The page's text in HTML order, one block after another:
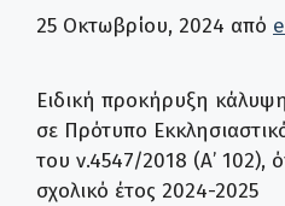
25 Οκτωβρίου, 2024 από
Ειδική προκήρυξη
σε Πρότυπο
του ν.4547/2018 (Α’ 102),
σχολικό έτος 2024-2025